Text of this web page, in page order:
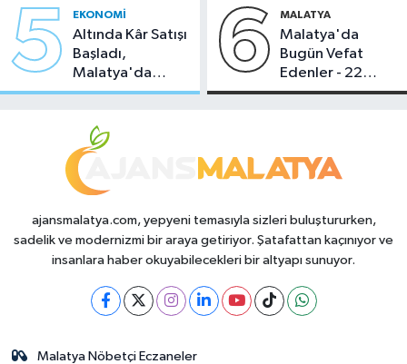
5 EKONOMI
Altında Kâr Satışı
Başladı,
Malatya'da
Makas Ne
6 MALATYA
Malatya'da
Bugün Vefat
Edenler - 22
Temmuz 2026
ajansmalatya.com, yepyeni temasıyla sizleri buluştururken,
sadelik ve modernizmi bir araya getiriyor. Şatafattan kaçınıyor ve
insanlara haber okuyabilecekleri bir altyapı sunuyor.
Malatya Nöbetçi Eczaneler